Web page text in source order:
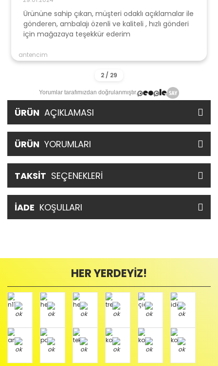
Ürününe sahip çıkan, müşteri odaklı açıklamalar ile
gönderen, ambalajı özenli ve kaliteli , hızlı gönderi
için mağazaya teşekkür ederim
antencim
Yorumlar tarafımızdan doğrulanmıştır.
ÜRÜN AÇIKLAMASI
ÜRÜN YORUMLARI
TAKSİT SEÇENEKLERİ
İADE KOŞULLARI
HER YERDEYİZ!